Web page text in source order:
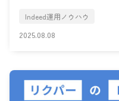
Indeed運用ノウハウ
2025.08.08